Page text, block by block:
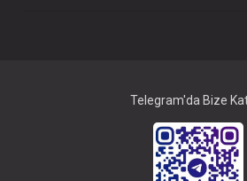
Telegram'da Bize